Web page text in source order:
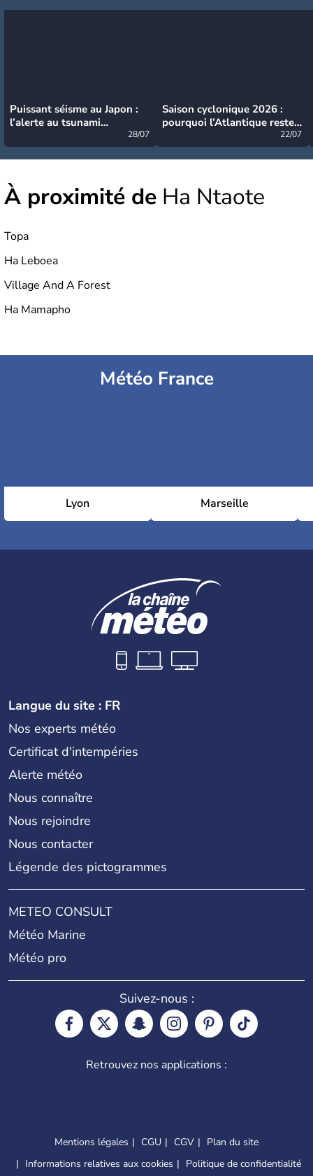
Puissant séisme au Japon :
l’alerte au tsunami
28/07
Saison cyclonique 2026 :
pourquoi l’Atlantique reste
22/07
À proximité de Ha Ntaote
Topa
Ha Leboea
Village And A Forest
Ha Mamapho
Météo France
Lyon Marseille
Langue du site : FR
Nos experts météo
Certificat d'intempéries
Alerte météo
Nous connaître
Nous rejoindre
Nous contacter
Légende des pictogrammes
METEO CONSULT
Météo Marine
Météo pro
Suivez-nous :
Retrouvez nos applications :
Mentions légales CGU CGV
Plan du site
Informations relatives aux cookies
Politique de confidentialité